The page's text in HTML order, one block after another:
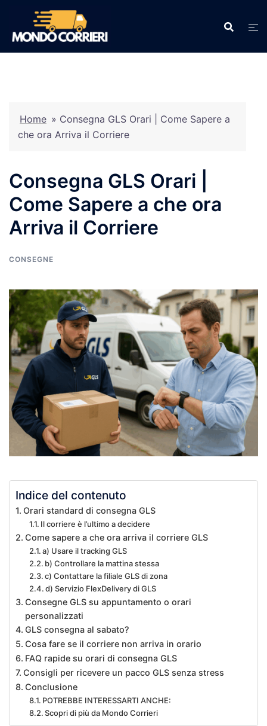
contenuto
Home » Consegna GLS Orari | Come Sapere a
che ora Arriva il Corriere
Consegna GLS Orari |
Come Sapere a che ora
Arriva il Corriere
CONSEGNE
Indice del contenuto
Orari standard di consegna GLS
Il corriere è l’ultimo a decidere
Come sapere a che ora arriva il corriere GLS
a) Usare il tracking GLS
b) Controllare la mattina stessa
c) Contattare la filiale GLS di zona
d) Servizio FlexDelivery di GLS
Consegne GLS su appuntamento o orari
personalizzati
GLS consegna al sabato?
Cosa fare se il corriere non arriva in orario
FAQ rapide su orari di consegna GLS
Consigli per ricevere un pacco GLS senza stress
Conclusione
POTREBBE INTERESSARTI ANCHE:
Scopri di più da Mondo Corrieri